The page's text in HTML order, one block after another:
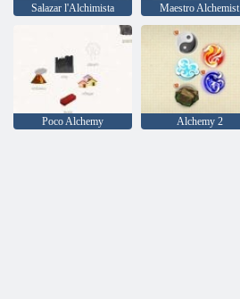
Salazar l'Alchimista Maestro Alchemist
Poco Alchemy Alchemy 2